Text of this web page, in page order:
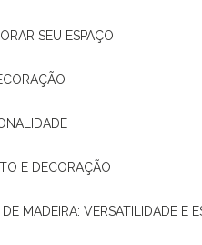
SEU ESPAÇO
E DECORAÇÃO
DE MADEIRA: VERSATILIDADE E